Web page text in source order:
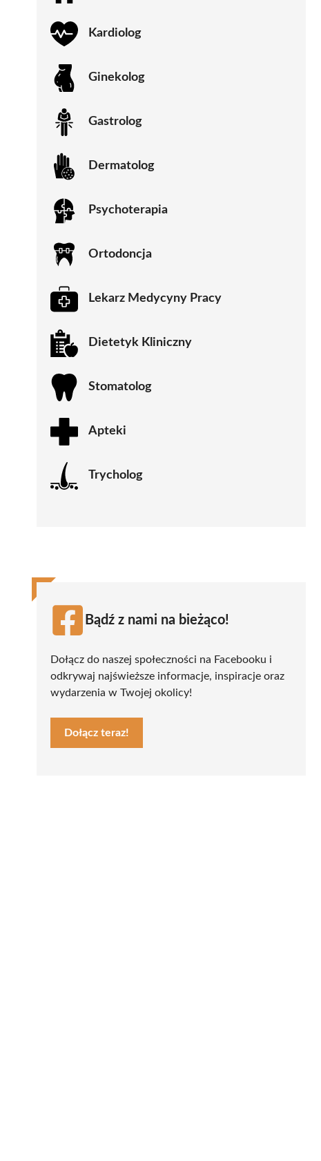
Kardiolog
Ginekolog
Gastrolog
Dermatolog
Psychoterapia
Ortodoncja
Lekarz Medycyny Pracy
Dietetyk Kliniczny
Stomatolog
Apteki
Trycholog
Bądź z nami na bieżąco!
Dołącz do naszej społeczności na Facebooku i
odkrywaj najświeższe informacje, inspiracje oraz
wydarzenia w Twojej okolicy!
Dołącz teraz!